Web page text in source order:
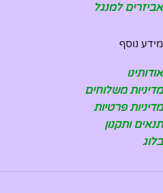
אביזרים למנגל
מידע נוסף
אודותינו
מדיניות משלוחים
מדיניות פרטיות
תנאים ותקנון
בלוג